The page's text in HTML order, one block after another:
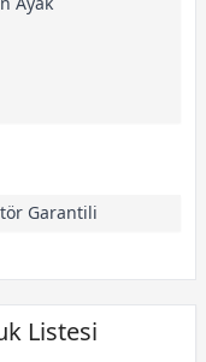
Garantili
Listesi